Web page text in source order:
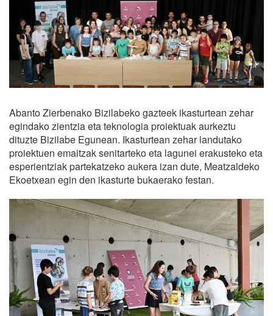
Abanto Zierbenako Bizilabeko gazteek ikasturtean zehar
egindako zientzia eta teknologia proiektuak aurkeztu
dituzte Bizilabe Egunean. Ikasturtean zehar landutako
proiektuen emaitzak senitarteko eta lagunei erakusteko eta
esperientziak partekatzeko aukera izan dute, Meatzaldeko
Ekoetxean egin den ikasturte bukaerako festan.